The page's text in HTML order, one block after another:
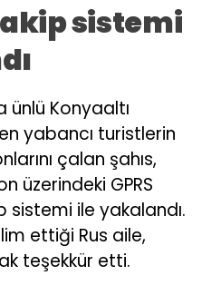
sistemi
ünlü Konyaaltı
yabancı turistlerin
çalan şahıs,
üzerindeki GPRS
ile yakalandı.
ettiği Rus aile,
teşekkür etti.